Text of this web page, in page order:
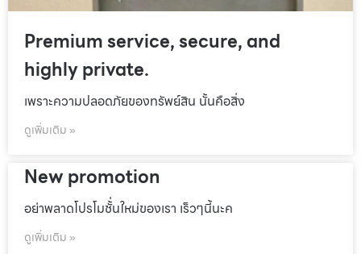
Premium service, secure, and
highly private.
เพราะความปลอดภัยของทรัพย์สิน นั้นคือสิ่ง
ดูเพิ่มเติม »
New promotion
อย่าพลาดโปรโมชั้่นใหม่ของเรา เร็วๆนี้นะค
ดูเพิ่มเติม »